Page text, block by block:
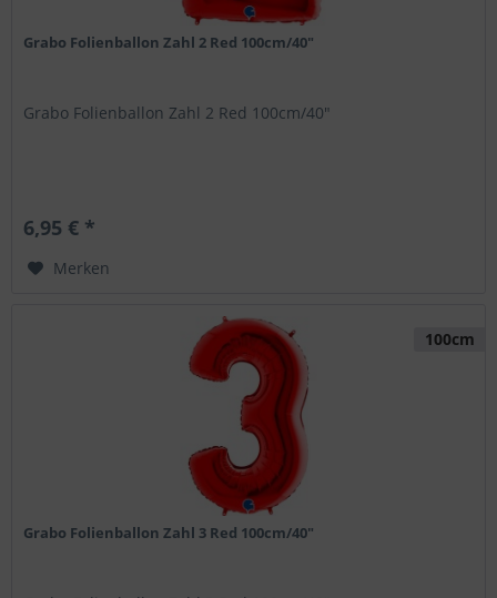
Grabo Folienballon Zahl 2 Red 100cm/40"
Grabo Folienballon Zahl 2 Red 100cm/40"
6,95 € *
Merken
100cm
Grabo Folienballon Zahl 3 Red 100cm/40"